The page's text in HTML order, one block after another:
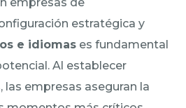
estratégica y
e idiomas es fundamental
Al establecer
las empresas aseguran la